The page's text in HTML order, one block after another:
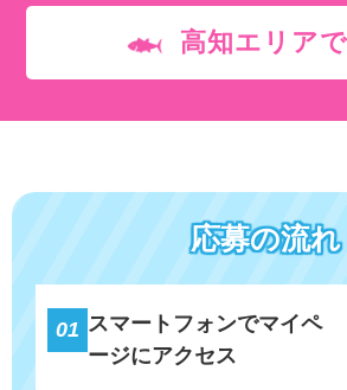
高知エリア
応募の流れ
01 スマートフォンでマイペ
ージにアクセス